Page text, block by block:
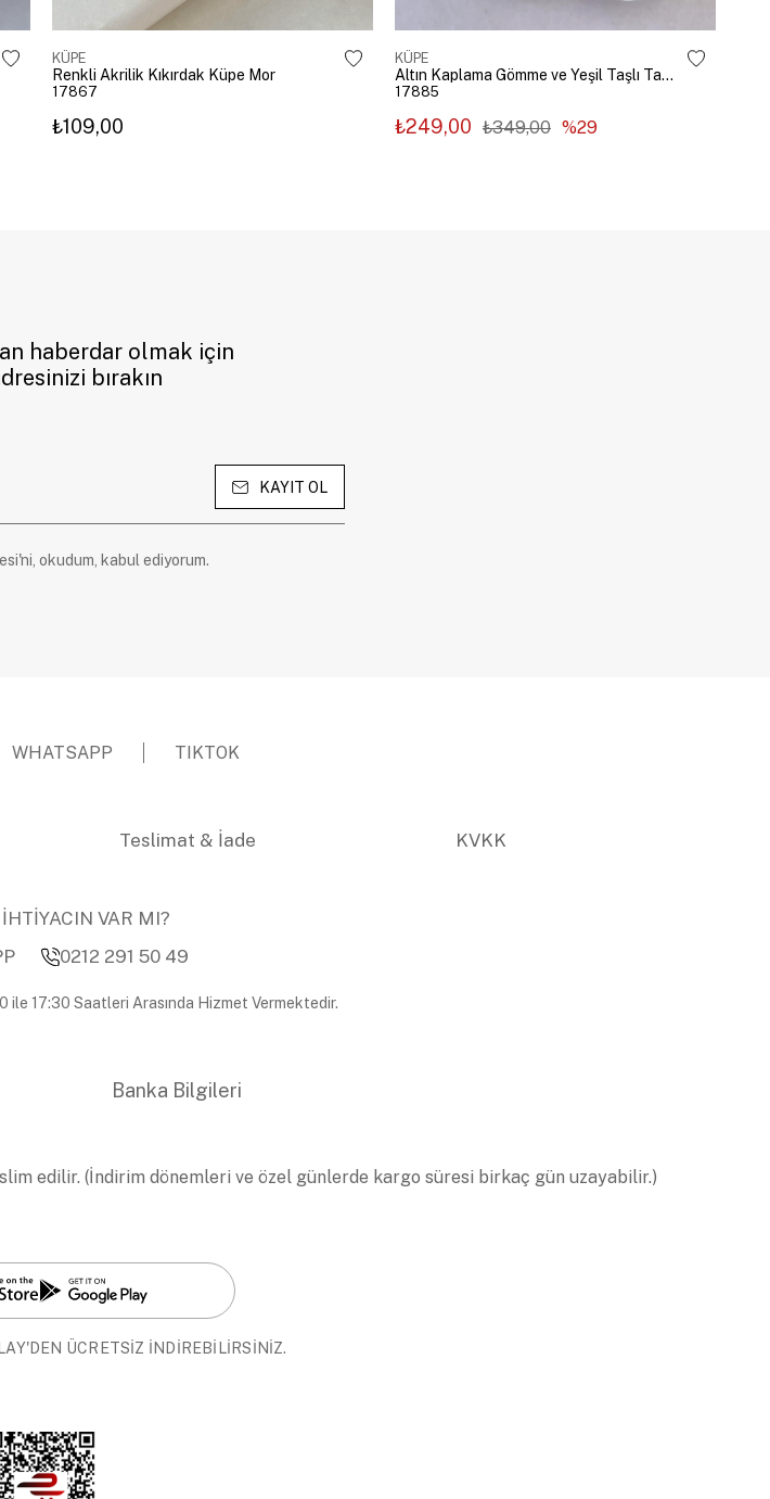
KÜPE
Renkli Akrilik Kıkırdak Küpe Mor
17867
₺109,00
KÜPE
Altın Kaplama Gömme ve Yeşil Taşlı Tasarım Küpe Gümüş
17885
₺249,00 ₺349,00 %29
haberdar olmak için
bırakın
KAYIT OL
okudum, kabul ediyorum.
WHATSAPP TIKTOK
Teslimat & İade KVKK
VAR MI?
0212 291 50 49
17:30 Saatleri Arasında Hizmet Vermektedir.
Banka Bilgileri
edilir. (İndirim dönemleri ve özel günlerde kargo süresi birkaç gün uzayabilir.)
ÜCRETSİZ İNDİREBİLİRSİNİZ.